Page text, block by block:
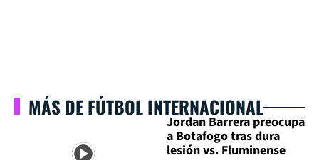
MÁS DE FÚTBOL INTERNACIONAL
Jordan Barrera preocupa
a Botafogo tras dura
lesión vs. Fluminense